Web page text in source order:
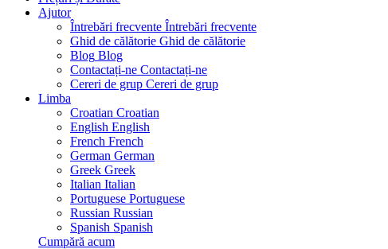
Ajutor
Întrebări frecvente Întrebări frecvente
Ghid de călătorie Ghid de călătorie
Blog Blog
Contactați-ne Contactați-ne
Cereri de grup Cereri de grup
Limba
Croatian Croatian
English English
French French
German German
Greek Greek
Italian Italian
Portuguese Portuguese
Russian Russian
Spanish Spanish
Cumpără acum